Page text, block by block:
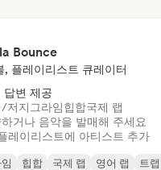
Bounce
, 플레이리스트 큐레이터
변 제공
/저지 그라임힙합국제 랩
거나 음악을 발매해 주세요
레이리스트에 아티스트 추가
힙합 국제 랩 영어 랩
트랩